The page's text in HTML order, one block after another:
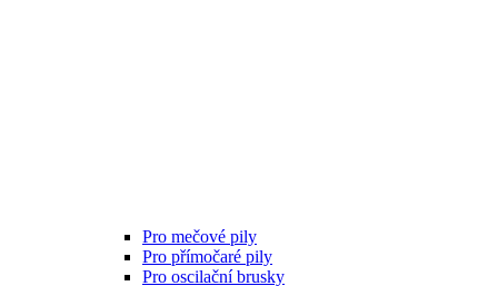
Pro mečové pily
Pro přímočaré pily
Pro oscilační brusky